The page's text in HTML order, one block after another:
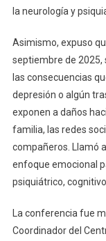
la neurología y
Asimismo, expuso
septiembre de 2025,
las consecuencias
depresión o algún
exponen a daños
familia, las redes
compañeros. Llamó
enfoque emocional
psiquiátrico,
La conferencia fue
Coordinador del